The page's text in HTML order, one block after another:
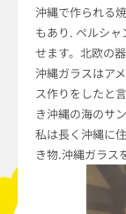
沖縄で作られる
もあり. ペルシ
せます。北欧の
沖縄ガラスはア
ス作りをしたと
き沖縄の海のサ
私は長く沖縄に
き物.沖縄ガラス